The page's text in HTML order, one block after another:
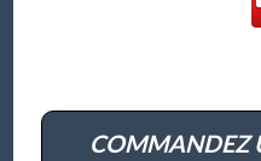
COMMANDEZ